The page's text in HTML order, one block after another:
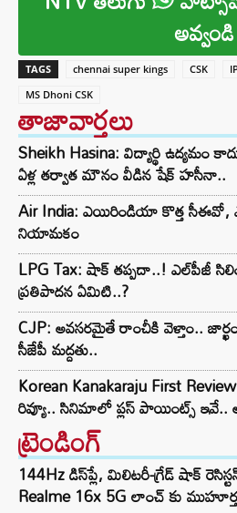
అవ్వండి
TAGS chennai super kings CSK
MS Dhoni CSK
తాజావార్తలు
Sheikh Hasina: విద్యార్థి ఉద్యమం
ఏళ్ల తర్వాత మౌనం వీడిన షేక్ హసీనా..
Air India: ఎయిరిండియా కొత్త
నియామకం
LPG Tax: షాక్‌ తప్పదా..! ఎల్‌పీజీ
ప్రతిపాదన ఏమిటి..?
CJP: అవసరమైతే రాంచీకి వెళ్తాం..
సీజేపీ మద్దతు..
Korean Kanakaraju First
రివ్యూ.. సినిమాలో ప్లస్ పాయింట్స్ ఇవే..
ట్రెండింగ్‌
144Hz డిస్‌ప్లే, మిలిటరీ-గ్రేడ్ షాక్
Realme 16x 5G లాంచ్ కు